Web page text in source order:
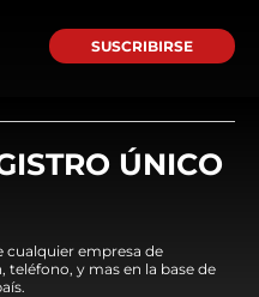
SUSCRIBIRSE
ÚNICO
cualquier empresa de
y mas en la base de